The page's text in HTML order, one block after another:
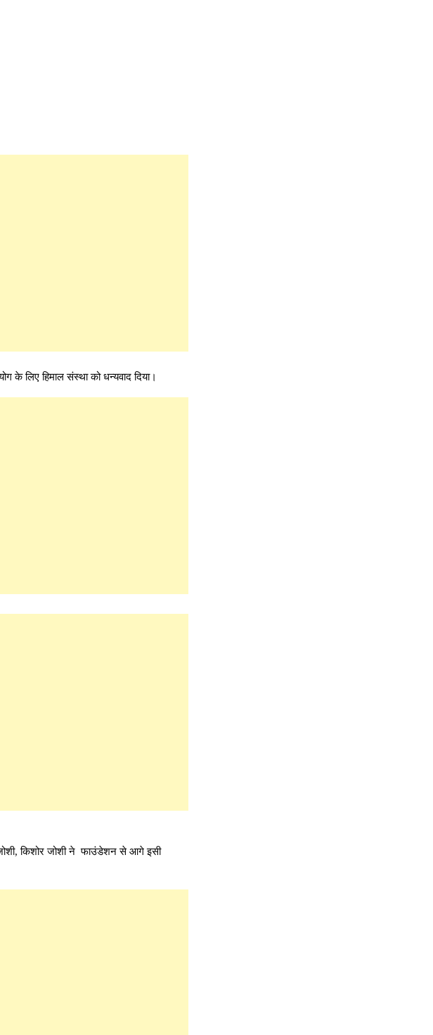
के लिए हिमाल संस्था को धन्यवाद दिया।
जोशी, किशोर जोशी ने फाउंडेशन से आगे इसी